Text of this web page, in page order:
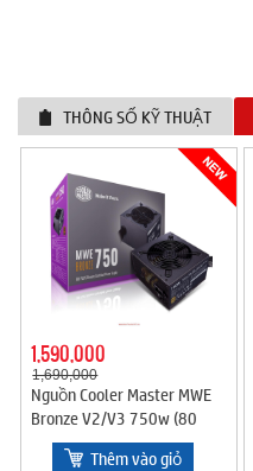
THÔNG SỐ KỸ THUẬT
1,590,000
1,690,000
Nguồn Cooler Master MWE
Bronze V2/V3 750w (80
Plus Bronze/Màu Đen)
Thêm vào giỏ